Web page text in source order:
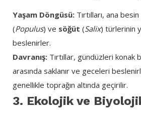
Yaşam Döngüsü: Tırtılları, ana
(Populus) ve söğüt (Salix) türlerinin
beslenirler.
Davranış: Tırtıllar, gündüzleri konak
arasında saklanır ve geceleri
genellikle toprağın altında geçirilir.
3. Ekolojik ve